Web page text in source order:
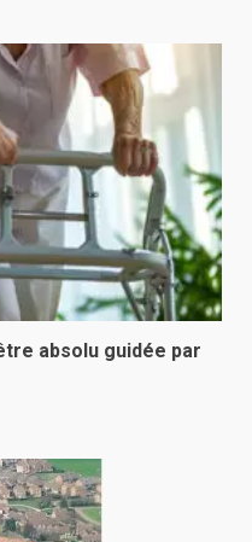
absolu guidée par